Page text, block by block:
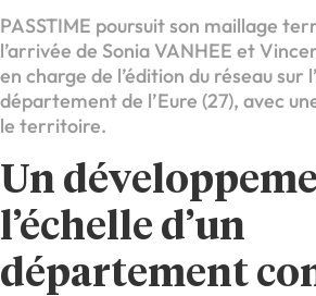
PASSTIME poursuit son maillage
l’arrivée de Sonia VANHEE et
en charge de l’édition du réseau sur
département de l’Eure (27), avec
le territoire.
Un
l’échelle d’un
département